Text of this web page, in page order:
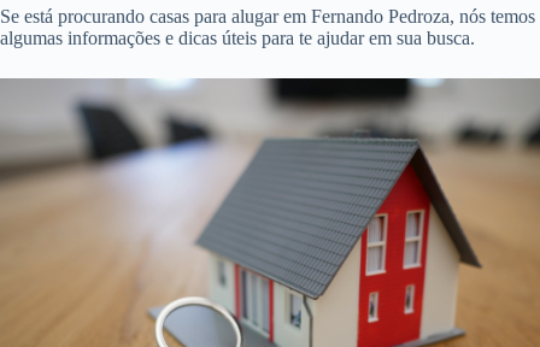
Se está procurando casas para alugar em Fernando Pedroza, nós temos
algumas informações e dicas úteis para te ajudar em sua busca.